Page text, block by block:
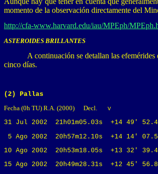
momento de la observación directamente del
http://cfa-www.harvard.edu/iau/MPEph/
ASTEROIDES BRILLANTES
A continuación se detallan las
cinco días.
(2) Pallas
Fecha (0h TU) R.A. (2000) Decl.
V
31 Jul 2002 21h01m05.03s +14 49'
5 Ago 2002 20h57m12.10s +14 14'
10 Ago 2002 20h53m18.05s +13 32'
15 Ago 2002 20h49m28.31s +12 45'